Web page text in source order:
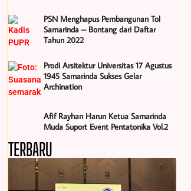
PSN Menghapus Pembangunan Tol
Samarinda – Bontang dari Daftar
Tahun 2022
Prodi Arsitektur Universitas 17 Agustus
1945 Samarinda Sukses Gelar
Archination
Afif Rayhan Harun Ketua Samarinda
Muda Suport Event Pentatonika Vol.2
TERBARU